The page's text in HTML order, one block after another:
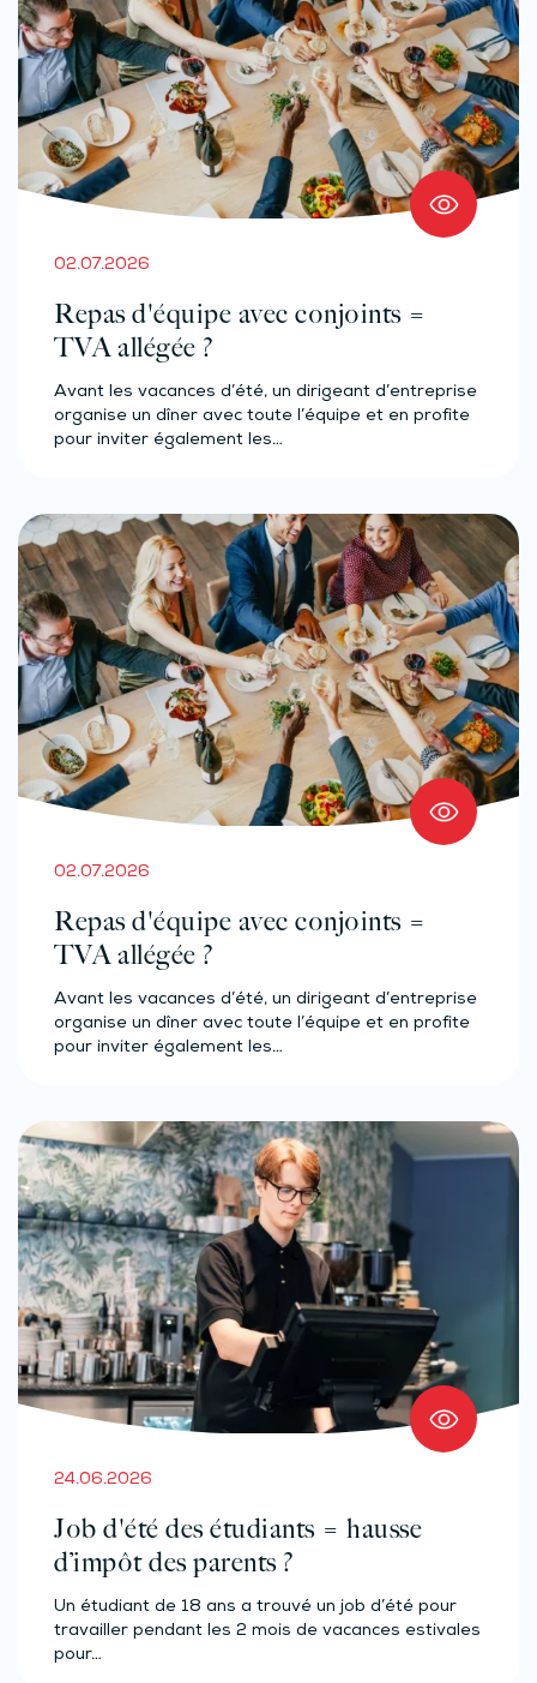
02.07.2026
Repas d'équipe avec conjoints =
TVA allégée ?
Avant les vacances d’été, un dirigeant d’entreprise
organise un dîner avec toute l’équipe et en profite
pour inviter également les…
02.07.2026
Repas d'équipe avec conjoints =
TVA allégée ?
Avant les vacances d’été, un dirigeant d’entreprise
organise un dîner avec toute l’équipe et en profite
pour inviter également les…
24.06.2026
Job d'été des étudiants = hausse
d’impôt des parents ?
Un étudiant de 18 ans a trouvé un job d’été pour
travailler pendant les 2 mois de vacances estivales
pour…